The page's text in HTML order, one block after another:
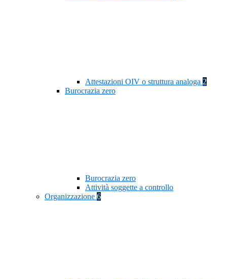
Attestazioni OIV o struttura analoga 2
Burocrazia zero
Burocrazia zero
Attività soggette a controllo
Organizzazione 6